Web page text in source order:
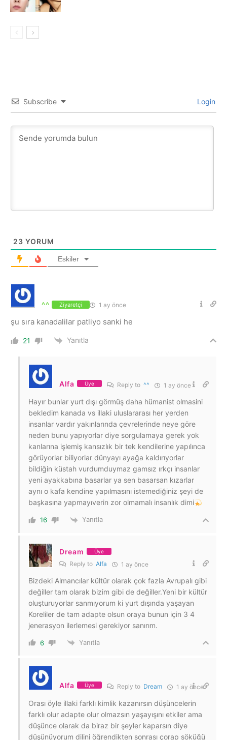
Subscribe Login
23 YORUM
Eskiler
^^ Ziyaretçi 1 ay önce
şu sıra kanadalilar patliyo sanki he
21 Yanıtla
Alfa Üye Reply to ^^ 1 ay önce
Hayır bunlar yurt dışı görmüş daha hümanist olmasini
bekledim kanada vs illaki uluslararası her yerden
insanlar vardır yakınlarında çevrelerinde neye göre
neden bunu yapıyorlar diye sorgulamaya gerek yok
kanlarına işlemiş kansızlık bir tek kendilerine yapılınca
görüyorlar biliyorlar dünyayı ayağa kaldırıyorlar
bildiğin küstah vurdumduymaz gamsız ırkçı insanlar
yeni ayakkabına basarlar ya sen basarsan kızarlar
aynı o kafa kendine yapılmasını istemediğiniz şeyi de
başkasına yapmayıverin zor olmamalı insanlık dimi
16 Yanıtla
Dream Üye
Reply to Alfa 1 ay önce
Bizdeki Almancılar kültür olarak çok fazla Avrupalı gibi
değiller tam olarak bizim gibi de değiller.Yeni bir kültür
oluşturuyorlar sanmıyorum ki yurt dışında yaşayan
Koreliler de tam adapte olsun oraya bunun için 3 4
jenerasyon ilerlemesi gerekiyor sanırım.
6 Yanıtla
Alfa Üye Reply to Dream 1 ay önce
Orası öyle illaki farklı kimlik kazanırsın düşüncelerin
farklı olur adapte olur olmazsın yaşayışını etkiler ama
düşünce olarak da biraz bir şeyler kaparsın diye
düşünüyorum dilini öğrendikten sonrası çorap söküğü